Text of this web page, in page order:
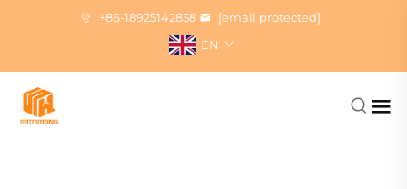
+86-18925142858
[email protected]
EN